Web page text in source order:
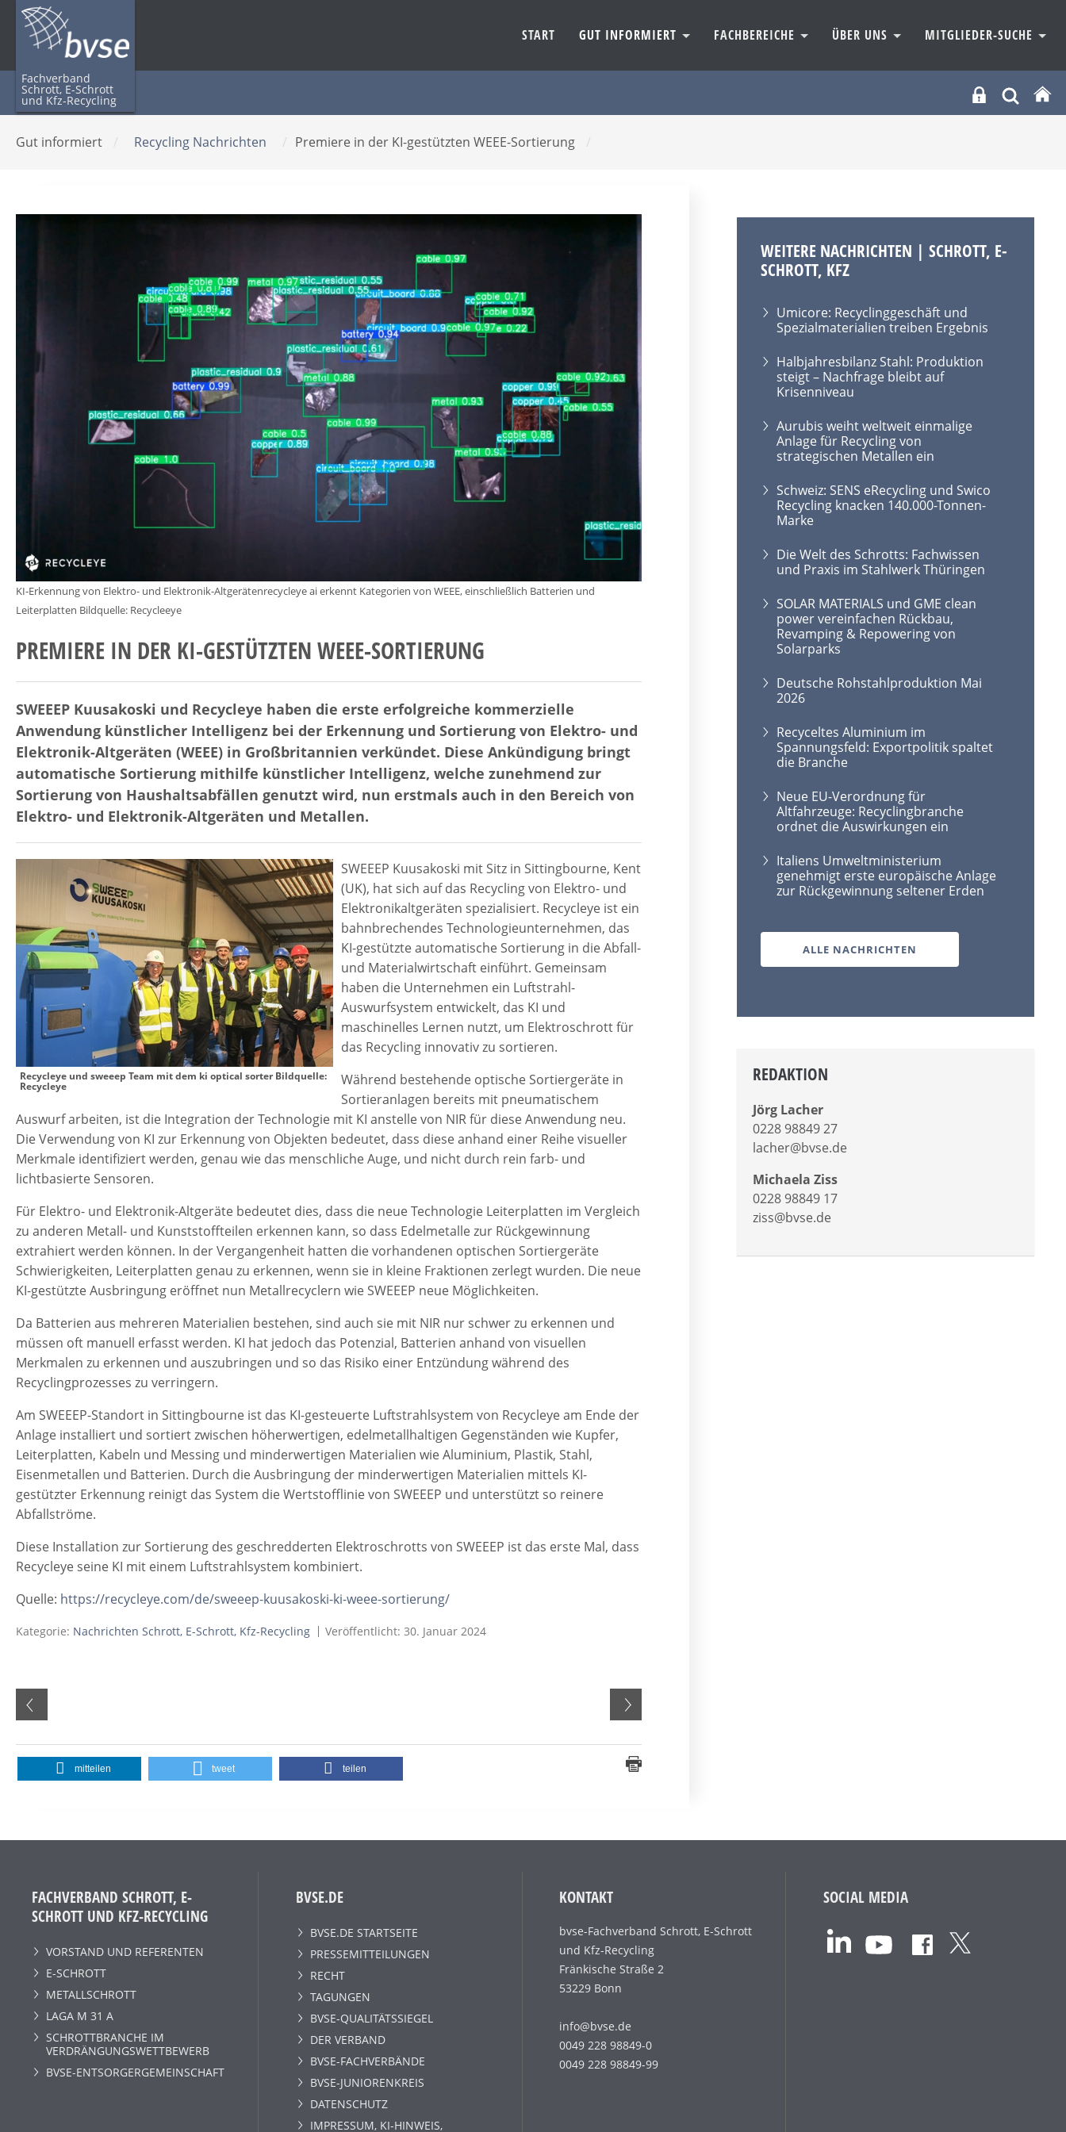
Fachverband
Schrott, E-Schrott
und Kfz-Recycling
START GUT INFORMIERT FACHBEREICHE ÜBER UNS MITGLIEDER-SUCHE
Gut informiert / Recycling Nachrichten / Premiere in der KI-gestützten WEEE-Sortierung /
KI-Erkennung von Elektro- und Elektronik-Altgerätenrecycleye ai erkennt Kategorien von WEEE, einschließlich Batterien und
Leiterplatten Bildquelle: Recycleeye
PREMIERE IN DER KI-GESTÜTZTEN WEEE-SORTIERUNG
SWEEEP Kuusakoski und Recycleye haben die erste erfolgreiche kommerzielle
Anwendung künstlicher Intelligenz bei der Erkennung und Sortierung von Elektro- und
Elektronik-Altgeräten (WEEE) in Großbritannien verkündet. Diese Ankündigung bringt
automatische Sortierung mithilfe künstlicher Intelligenz, welche zunehmend zur
Sortierung von Haushaltsabfällen genutzt wird, nun erstmals auch in den Bereich von
Elektro- und Elektronik-Altgeräten und Metallen.
Recycleye und sweeep Team mit dem ki optical sorter Bildquelle:
Recycleye
SWEEEP Kuusakoski mit Sitz in Sittingbourne, Kent
(UK), hat sich auf das Recycling von Elektro- und
Elektronikaltgeräten spezialisiert. Recycleye ist ein
bahnbrechendes Technologieunternehmen, das
KI-gestützte automatische Sortierung in die Abfall-
und Materialwirtschaft einführt. Gemeinsam
haben die Unternehmen ein Luftstrahl-
Auswurfsystem entwickelt, das KI und
maschinelles Lernen nutzt, um Elektroschrott für
das Recycling innovativ zu sortieren.
Während bestehende optische Sortiergeräte in
Sortieranlagen bereits mit pneumatischem
Auswurf arbeiten, ist die Integration der Technologie mit KI anstelle von NIR für diese Anwendung neu.
Die Verwendung von KI zur Erkennung von Objekten bedeutet, dass diese anhand einer Reihe visueller
Merkmale identifiziert werden, genau wie das menschliche Auge, und nicht durch rein farb- und
lichtbasierte Sensoren.
Für Elektro- und Elektronik-Altgeräte bedeutet dies, dass die neue Technologie Leiterplatten im Vergleich
zu anderen Metall- und Kunststoffteilen erkennen kann, so dass Edelmetalle zur Rückgewinnung
extrahiert werden können. In der Vergangenheit hatten die vorhandenen optischen Sortiergeräte
Schwierigkeiten, Leiterplatten genau zu erkennen, wenn sie in kleine Fraktionen zerlegt wurden. Die neue
KI-gestützte Ausbringung eröffnet nun Metallrecyclern wie SWEEEP neue Möglichkeiten.
Da Batterien aus mehreren Materialien bestehen, sind auch sie mit NIR nur schwer zu erkennen und
müssen oft manuell erfasst werden. KI hat jedoch das Potenzial, Batterien anhand von visuellen
Merkmalen zu erkennen und auszubringen und so das Risiko einer Entzündung während des
Recyclingprozesses zu verringern.
Am SWEEEP-Standort in Sittingbourne ist das KI-gesteuerte Luftstrahlsystem von Recycleye am Ende der
Anlage installiert und sortiert zwischen höherwertigen, edelmetallhaltigen Gegenständen wie Kupfer,
Leiterplatten, Kabeln und Messing und minderwertigen Materialien wie Aluminium, Plastik, Stahl,
Eisenmetallen und Batterien. Durch die Ausbringung der minderwertigen Materialien mittels KI-
gestützter Erkennung reinigt das System die Wertstofflinie von SWEEEP und unterstützt so reinere
Abfallströme.
Diese Installation zur Sortierung des geschredderten Elektroschrotts von SWEEEP ist das erste Mal, dass
Recycleye seine KI mit einem Luftstrahlsystem kombiniert.
Quelle: https://recycleye.com/de/sweeep-kuusakoski-ki-weee-sortierung/
Kategorie: Nachrichten Schrott, E-Schrott, Kfz-Recycling Veröffentlicht: 30. Januar 2024
mitteilen tweet teilen
WEITERE NACHRICHTEN | SCHROTT, E-
SCHROTT, KFZ
Umicore: Recyclinggeschäft und
Spezialmaterialien treiben Ergebnis
Halbjahresbilanz Stahl: Produktion
steigt – Nachfrage bleibt auf
Krisenniveau
Aurubis weiht weltweit einmalige
Anlage für Recycling von
strategischen Metallen ein
Schweiz: SENS eRecycling und Swico
Recycling knacken 140.000-Tonnen-
Marke
Die Welt des Schrotts: Fachwissen
und Praxis im Stahlwerk Thüringen
SOLAR MATERIALS und GME clean
power vereinfachen Rückbau,
Revamping & Repowering von
Solarparks
Deutsche Rohstahlproduktion Mai
2026
Recyceltes Aluminium im
Spannungsfeld: Exportpolitik spaltet
die Branche
Neue EU-Verordnung für
Altfahrzeuge: Recyclingbranche
ordnet die Auswirkungen ein
Italiens Umweltministerium
genehmigt erste europäische Anlage
zur Rückgewinnung seltener Erden
ALLE NACHRICHTEN
REDAKTION
Jörg Lacher
0228 98849 27
lacher@bvse.de
Michaela Ziss
0228 98849 17
ziss@bvse.de
FACHVERBAND SCHROTT, E-
SCHROTT UND KFZ-RECYCLING
VORSTAND UND REFERENTEN
E-SCHROTT
METALLSCHROTT
LAGA M 31 A
SCHROTTBRANCHE IM
VERDRÄNGUNGSWETTBEWERB
BVSE-ENTSORGERGEMEINSCHAFT
BVSE.DE
BVSE.DE STARTSEITE
PRESSEMITTEILUNGEN
RECHT
TAGUNGEN
BVSE-QUALITÄTSSIEGEL
DER VERBAND
BVSE-FACHVERBÄNDE
BVSE-JUNIORENKREIS
DATENSCHUTZ
IMPRESSUM, KI-HINWEIS,
KONTAKT
bvse-Fachverband Schrott, E-Schrott
und Kfz-Recycling
Fränkische Straße 2
53229 Bonn
info@bvse.de
0049 228 98849-0
0049 228 98849-99
SOCIAL MEDIA